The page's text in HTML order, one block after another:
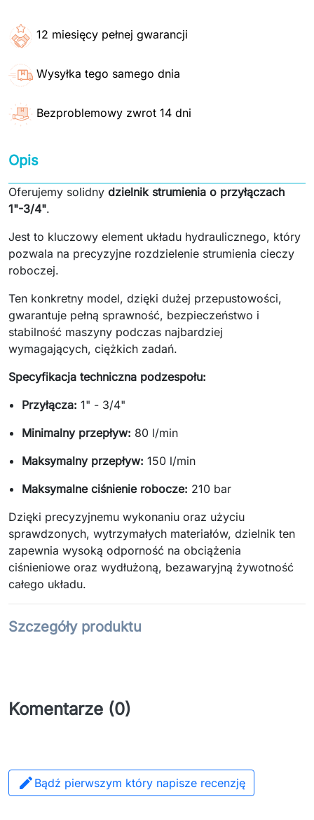
12 miesięcy pełnej gwarancji
Wysyłka tego samego dnia
Bezproblemowy zwrot 14 dni
Opis
Oferujemy solidny dzielnik strumienia o przyłączach
1"-3/4".
Jest to kluczowy element układu hydraulicznego, który
pozwala na precyzyjne rozdzielenie strumienia cieczy
roboczej.
Ten konkretny model, dzięki dużej przepustowości,
gwarantuje pełną sprawność, bezpieczeństwo i
stabilność maszyny podczas najbardziej
wymagających, ciężkich zadań.
Specyfikacja techniczna podzespołu:
Przyłącza: 1" - 3/4"
Minimalny przepływ: 80 l/min
Maksymalny przepływ: 150 l/min
Maksymalne ciśnienie robocze: 210 bar
Dzięki precyzyjnemu wykonaniu oraz użyciu
sprawdzonych, wytrzymałych materiałów, dzielnik ten
zapewnia wysoką odporność na obciążenia
ciśnieniowe oraz wydłużoną, bezawaryjną żywotność
całego układu.
Szczegóły produktu
Komentarze (0)
 Bądź pierwszym który napisze recenzję